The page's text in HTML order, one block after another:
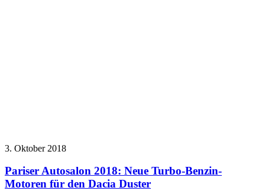
3. Oktober 2018
Pariser Autosalon 2018: Neue Turbo-Benzin-
Motoren für den Dacia Duster